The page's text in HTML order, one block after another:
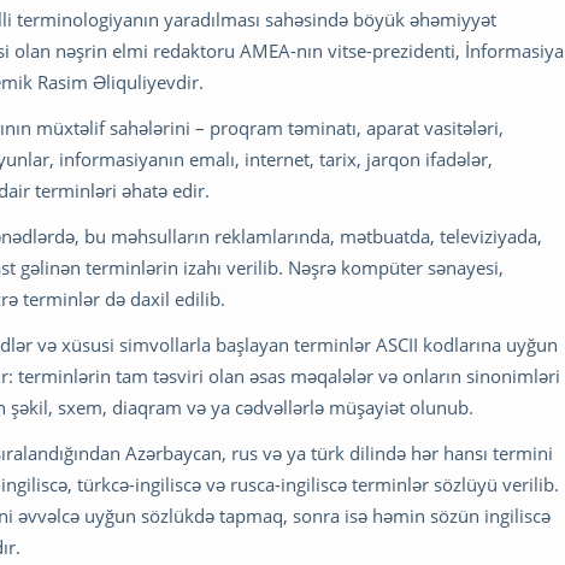
terminologiyanın yaradılması sahəsində böyük əhəmiyyət
olan nəşrin elmi redaktoru AMEA-nın vitse-prezidenti, İnformasiya
Rasim Əliquliyevdir.
müxtəlif sahələrini – proqram təminatı, aparat vasitələri,
informasiyanın emalı, internet, tarix, jarqon ifadələr,
terminləri əhatə edir.
bu məhsulların reklamlarında, mətbuatda, televiziyada,
gəlinən terminlərin izahı verilib. Nəşrə kompüter sənayesi,
terminlər də daxil edilib.
və xüsusi simvollarla başlayan terminlər ASCII kodlarına uyğun
terminlərin tam təsviri olan əsas məqalələr və onların sinonimləri
sxem, diaqram və ya cədvəllərlə müşayiət olunub.
Azərbaycan, rus və ya türk dilində hər hansı termini
türkcə-ingiliscə və rusca-ingiliscə terminlər sözlüyü verilib.
əvvəlcə uyğun sözlükdə tapmaq, sonra isə həmin sözün ingiliscə